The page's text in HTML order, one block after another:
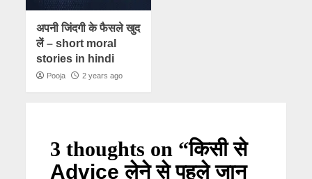
अपनी जिंदगी के फैसले खुद
लें – short moral
stories in hindi
Pooja 2 years ago
3 thoughts on “किसी से
Advice लेने से पहले जान